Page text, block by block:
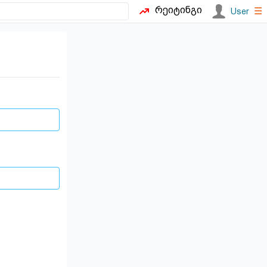
რეიტინგი User ☰